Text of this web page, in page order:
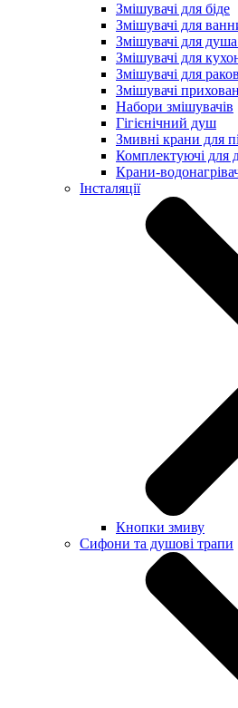
Змішувачі для біде
Змішувачі для
Змішувачі для
Змішувачі для
Змішувачі для
Змішувачі
Набори змішувачів
Гігієнічний душ
Змивні крани для
Комплектуючі для
Крани-
Інсталяції
Кнопки змиву
Сифони та душові трапи